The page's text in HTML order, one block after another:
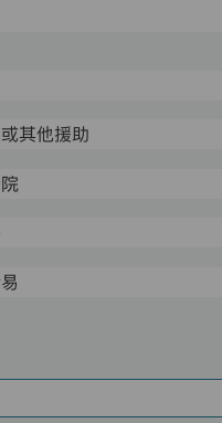
其他援助